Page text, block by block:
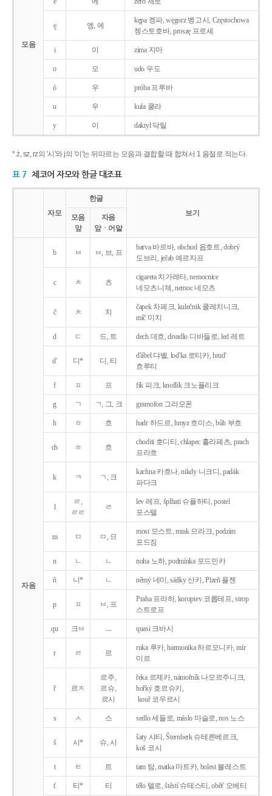
모음
ę 엥, 에
kępa 켕파, węgorz 벵고시, Częstochowa
쳉스토호바, proszę 프로셰
i 이 zima 지마
o 오 udo 우도
ó 우 próba 프루바
u 우 kula 쿨라
y 이 daktyl 닥틸
* ż, sz, rz의 '시'와 j의 '이'는 뒤따르는 모음과 결합할 때 합쳐서 1 음절로 적는다.
표 7 체코어 자모와 한글 대조표
자모
한글
보기
모음
앞
자음
앞ㆍ어말
자음
b ㅂ ㅂ, 브, 프
barva 바르바, obchod 옵호트, dobrý
도브리, jeřab 예르자프
c ㅊ 츠
cigareta 치가레타, nemocnice
네모츠니체, nemoc 네모츠
č ㅊ 치
čapek 차페크, kulečnik 쿨레치니크,
míč 미치
d ㄷ 드, 트 dech 데흐, divadlo 디바들로, led 레트
d' 디* 디, 티
d'ábel 댜벨, lod'ka 로티카, hrud'
흐루티
f ㅍ 프 fík 피크, knoflík 크노플리크
g ㄱ ㄱ, 그, 크 gramofon 그라모폰
h ㅎ 흐 hadr 하드르, hmyz 흐미스, bůh 부흐
ch ㅎ 흐
choditi 호디티, chlapec 흘라페츠, prach
프라흐
k ㅋ ㄱ, 크
kachna 카흐나, nikdy 니크디, padák
파다크
l
ㄹ,
ㄹㄹ
ㄹ
lev 레프, šplhati 슈플하티, postel
포스텔
m ㅁ ㅁ, 므
most 모스트, mrak 므라크, podzim
포드짐
n ㄴ ㄴ noha 노하, podmínka 포드민카
ň 니* ㄴ němý 네미, sáňky 산키, Plzeň 플젠
p ㅍ ㅂ, 프
Praha 프라하, koroptev 코롭테프, strop
스트로프
qu 크ㅂ ㅡ quasi 크바시
r ㄹ 르
ruka 루카, harmonika 하르모니카, mír
미르
ř 르ㅈ
르주,
르슈,
르시
řeka 르제카, námořník 나모르주니크,
hořký 호르슈키,
kouř 코우르시
s ㅅ 스 sedlo 세들로, máslo 마슬로, nos 노스
š 시* 슈, 시
šaty 샤티, Šternberk 슈테른베르크,
koš 코시
t ㅌ 트 tam 탐, matka 마트카, bolest 볼레스트
t' 티* 티 tělo 텔로, štěstí 슈테스티, obět' 오베티